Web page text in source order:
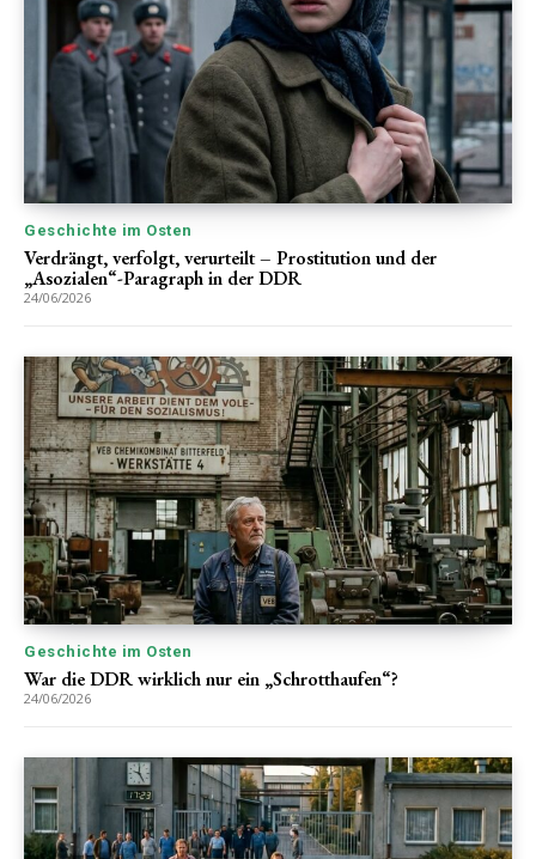
Geschichte im Osten
Verdrängt, verfolgt, verurteilt – Prostitution und der
„Asozialen“-Paragraph in der DDR
24/06/2026
Geschichte im Osten
War die DDR wirklich nur ein „Schrotthaufen“?
24/06/2026